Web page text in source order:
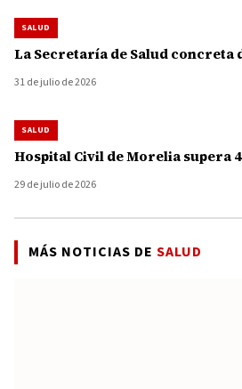
SALUD
La Secretaría de Salud
31 de julio de 2026
SALUD
Hospital Civil de Morelia supera
29 de julio de 2026
MÁS NOTICIAS DE SALUD